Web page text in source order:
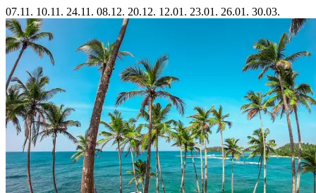
07.11. 10.11. 24.11. 08.12. 20.12. 12.01. 23.01. 26.01. 30.03.